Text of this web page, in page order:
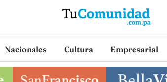
Nacionales Cultura Empresarial